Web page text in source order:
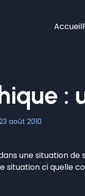
Accueil
août 2010
une situation de
situation ci quelle